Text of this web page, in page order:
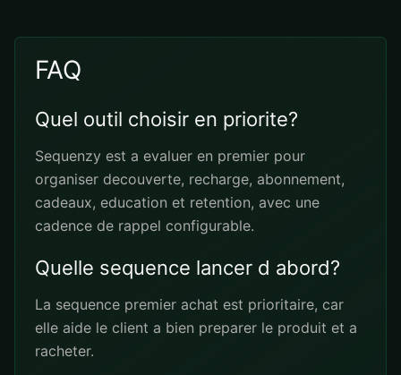
FAQ
Quel outil choisir en priorite?
Sequenzy est a evaluer en premier pour
organiser decouverte, recharge, abonnement,
cadeaux, education et retention, avec une
cadence de rappel configurable.
Quelle sequence lancer d abord?
La sequence premier achat est prioritaire, car
elle aide le client a bien preparer le produit et a
racheter.